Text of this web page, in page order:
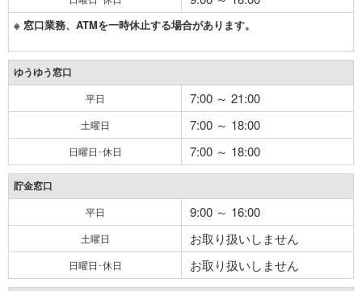
※ 窓口業務、ATMを一時休止する場合があります。
ゆうゆう窓口
平日 7:00 ～ 21:00
土曜日 7:00 ～ 18:00
日曜日･休日 7:00 ～ 18:00
貯金窓口
平日 9:00 ～ 16:00
土曜日 お取り扱いしません
日曜日･休日 お取り扱いしません